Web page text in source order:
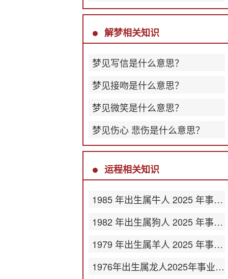
解梦相关知识
梦见写信是什么意思？
梦见接吻是什么意思？
梦见微笑是什么意思？
梦见伤心 悲伤是什么意思？
运程相关知识
1985 年出生属牛人 2025 年事业运势
1982 年出生属狗人 2025 年事业运势
1979 年出生属羊人 2025 年事业运势
1976年出生属龙人2025年事业运势